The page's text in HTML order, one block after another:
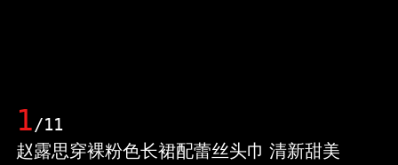
1/11
赵露思穿裸粉色长裙配蕾丝头巾 清新甜美